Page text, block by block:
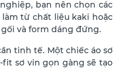
bạn nên chọn các
từ chất liệu kaki hoặc
và form dáng đứng.
tinh tế. Một chiếc áo sơ
sơ vin gọn gàng sẽ tạo